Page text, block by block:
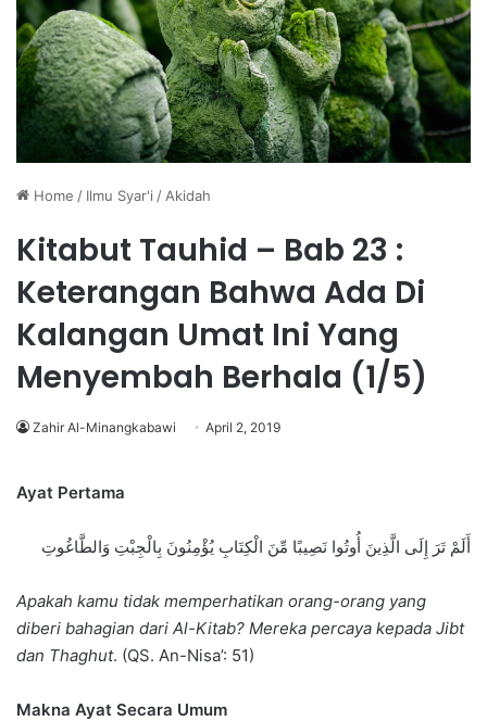
Home / Ilmu Syar'i / Akidah
Kitabut Tauhid – Bab 23 :
Keterangan Bahwa Ada Di
Kalangan Umat Ini Yang
Menyembah Berhala (1/5)
Zahir Al-Minangkabawi April 2, 2019
Ayat Pertama
أَلَمْ تَرَ إِلَى الَّذِينَ أُوتُوا نَصِيبًا مِّنَ الْكِتَابِ يُؤْمِنُونَ بِالْجِبْتِ وَالطَّاغُوتِ
Apakah kamu tidak memperhatikan orang-orang yang
diberi bahagian dari Al-Kitab? Mereka percaya kepada Jibt
dan Thaghut. (QS. An-Nisa’: 51)
Makna Ayat Secara Umum